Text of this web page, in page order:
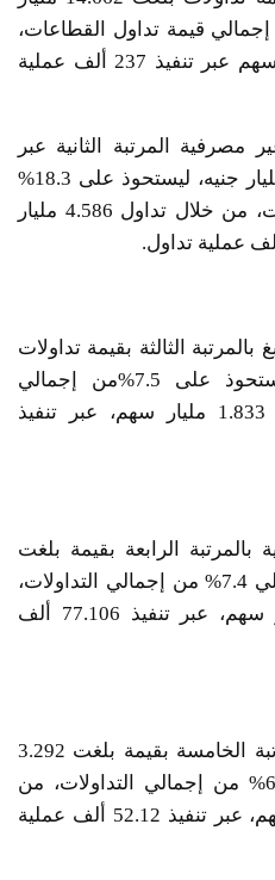
على 29% من إجمالي قيمة تداول القطاعات،
من خلال تداول 4.183 مليار سهم عبر تنفيذ 237 ألف عملية
المرتبة الثانية عبر
تداولات بلغت قيمتها 9.269 مليار جنيه، ليستحوذ على 18.3%
من إجمالي تداولات القطاعات، من خلال تداول 4.586 مليار
الثالثة بقيمة تداولات
بلغت 3.807 مليار جنيه ليستحوذ على 7.5%من إجمالي
التداولات، ومن خلال تداول 1.833 مليار سهم، عبر تنفيذ
الرابعة بقيمة بلغت
3.733 مليار جنيه، ليستحوذ علي 7.4% من إجمالي التداولات،
من خلال تداول 2.088 مليار سهم، عبر تنفيذ 77.106 ألف
ومن بعده قطاع البنوك بالمرتبة الخامسة بقيمة بلغت 3.292
مليار جنيه، ليستحوذ على 6.5% من إجمالي التداولات، من
خلال تداول 47.121 مليون سهم، عبر تنفيذ 52.12 ألف عملية